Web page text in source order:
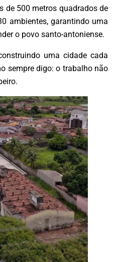
de 500 metros quadrados de
ambientes, garantindo uma
o povo santo-antoniense.
uma cidade cada
sempre digo: o trabalho não